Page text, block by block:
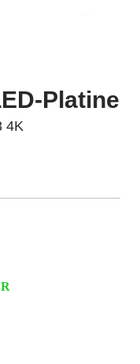
Platine
4K